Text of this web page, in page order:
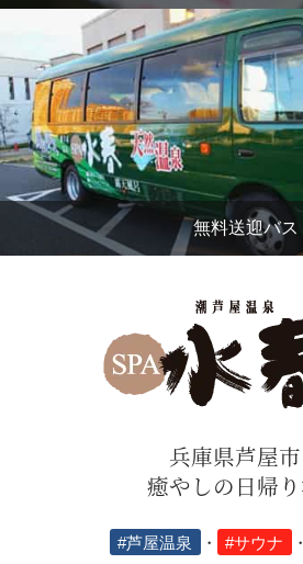
無料送迎バス
兵庫県芦屋
癒やしの日帰
#芦屋温泉 ・ #サウナ ・